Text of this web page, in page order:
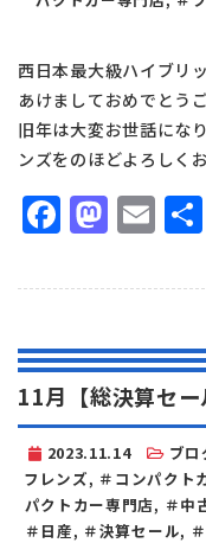
西日本最大級ハイブリ
あけましておめでとう
旧年は大変お世話にな
ンズをのほどよろしく
11月【総決算セー
2023.11.14 ブロ
フレンズ, ＃コンパクト
パクトカー専門店, ＃中
＃日産, ＃決算セール,